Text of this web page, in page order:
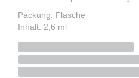
Packung: Flasche
Inhalt: 2,6 ml